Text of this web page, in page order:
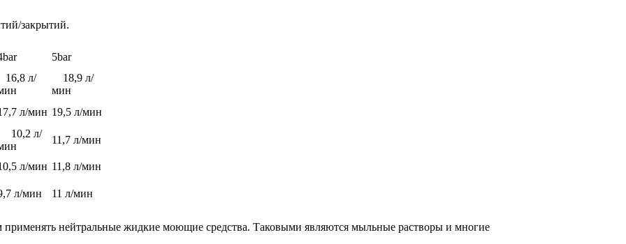
закрытий.
5bar
16,8 л/
18,9 л/
мин
л/мин 19,5 л/мин
10,2 л/
11,7 л/мин
л/мин 11,8 л/мин
л/мин
11 л/мин
применять нейтральные жидкие моющие средства. Таковыми являются мыльные растворы и многие